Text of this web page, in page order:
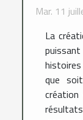
Mar. 11
La
que